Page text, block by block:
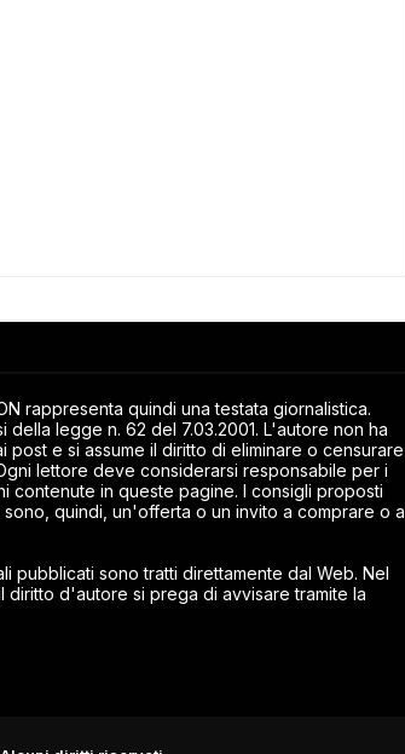
rappresenta quindi una testata giornalistica.
legge n. 62 del 7.03.2001. L'autore non ha
e si assume il diritto di eliminare o censurare
lettore deve considerarsi responsabile per i
contenute in queste pagine. I consigli proposti
quindi, un'offerta o un invito a comprare o a
pubblicati sono tratti direttamente dal Web. Nel
d'autore si prega di avvisare tramite la